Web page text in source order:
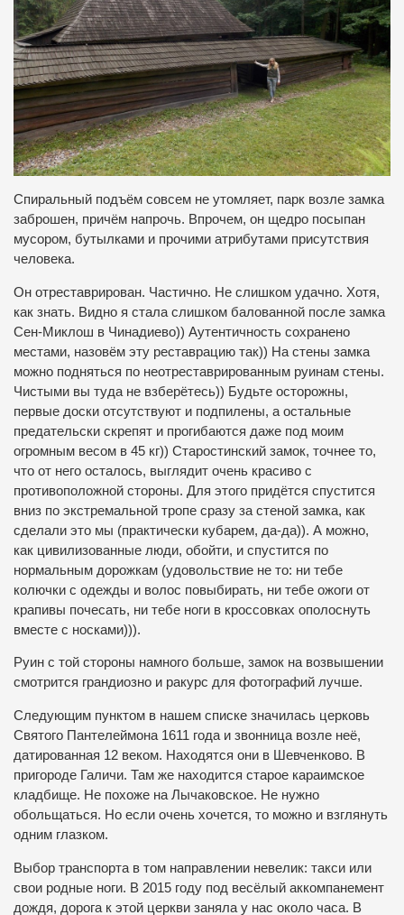
Спиральный подъём совсем не утомляет, парк возле замка
заброшен, причём напрочь. Впрочем, он щедро посыпан
мусором, бутылками и прочими атрибутами присутствия
человека.
Он отреставрирован. Частично. Не слишком удачно. Хотя,
как знать. Видно я стала слишком балованной после замка
Сен-Миклош в Чинадиево)) Аутентичность сохранено
местами, назовём эту реставрацию так)) На стены замка
можно подняться по неотреставрированным руинам стены.
Чистыми вы туда не взберётесь)) Будьте осторожны,
первые доски отсутствуют и подпилены, а остальные
предательски скрепят и прогибаются даже под моим
огромным весом в 45 кг)) Старостинский замок, точнее то,
что от него осталось, выглядит очень красиво с
противоположной стороны. Для этого придётся спустится
вниз по экстремальной тропе сразу за стеной замка, как
сделали это мы (практически кубарем, да-да)). А можно,
как цивилизованные люди, обойти, и спустится по
нормальным дорожкам (удовольствие не то: ни тебе
колючки с одежды и волос повыбирать, ни тебе ожоги от
крапивы почесать, ни тебе ноги в кроссовках ополоснуть
вместе с носками))).
Руин с той стороны намного больше, замок на возвышении
смотрится грандиозно и ракурс для фотографий лучше.
Следующим пунктом в нашем списке значилась церковь
Святого Пантелеймона 1611 года и звонница возле неё,
датированная 12 веком. Находятся они в Шевченково. В
пригороде Галичи. Там же находится старое караимское
кладбище. Не похоже на Лычаковское. Не нужно
обольщаться. Но если очень хочется, то можно и взглянуть
одним глазком.
Выбор транспорта в том направлении невелик: такси или
свои родные ноги. В 2015 году под весёлый аккомпанемент
дождя, дорога к этой церкви заняла у нас около часа. В